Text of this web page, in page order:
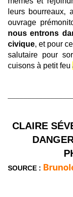
leurs bourreaux,
ouvrage
nous entrons
civique, et pour
salutaire pour
cuisons à petit feu
CLAIRE
SOURCE :